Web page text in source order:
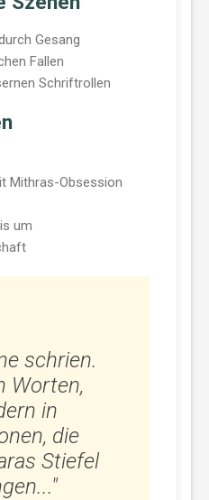
Gesang
Fallen
Schriftrollen
Mithras-Obsession
um
schrien.
Worten,
in
die
Stiefel